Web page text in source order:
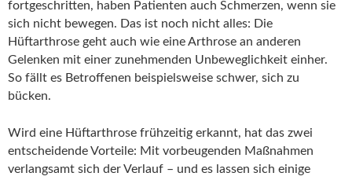
fortgeschritten, haben Patienten auch Schmerzen, wenn sie
sich nicht bewegen. Das ist noch nicht alles: Die
Hüftarthrose geht auch wie eine Arthrose an anderen
Gelenken mit einer zunehmenden Unbeweglichkeit einher.
So fällt es Betroffenen beispielsweise schwer, sich zu
bücken.
Wird eine Hüftarthrose frühzeitig erkannt, hat das zwei
entscheidende Vorteile: Mit vorbeugenden Maßnahmen
verlangsamt sich der Verlauf – und es lassen sich einige